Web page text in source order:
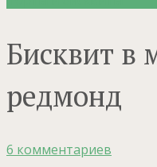
Бисквит в
редмонд
6 комментариев